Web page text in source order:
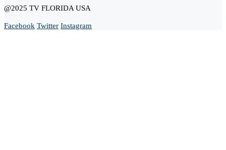
@2025 TV FLORIDA USA
Facebook Twitter Instagram